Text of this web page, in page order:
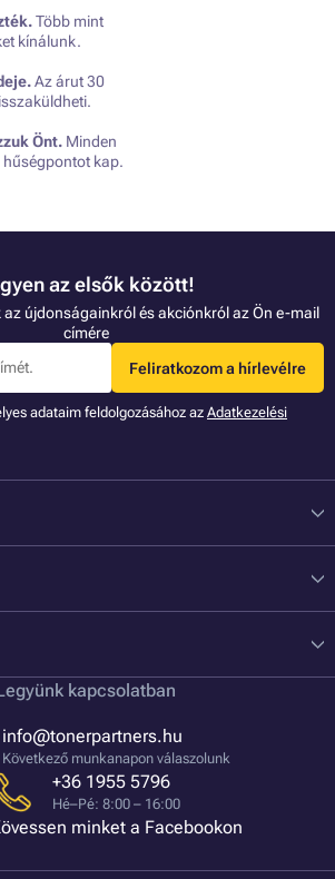
Több mint
kínálunk.
Az árut 30
Önt. Minden
kap.
az elsők között!
újdonságainkról és akciónkról az Ön e-mail
címére
Feliratkozom a hírlevélre
adataim feldolgozásához az Adatkezelési
kapcsolatban
info@tonerpartners.hu
Következő munkanapon válaszolunk
+36 1955 5796
Hé–Pé: 8:00 – 16:00
minket a Facebookon